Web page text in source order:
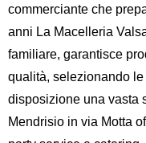
commerciante che
anni La Macelleria
familiare, garantisce
qualità, selezionando
disposizione una vasta
Mendrisio in via Motta